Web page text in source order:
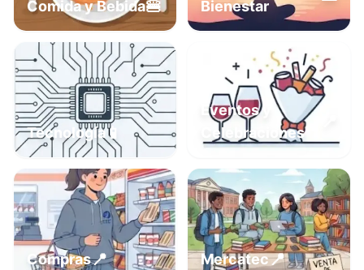
Comida y Bebida🍔
Bienestar
Tecnología📱
Eventos y
Celebraciones
Compras📍 Mercatec📍